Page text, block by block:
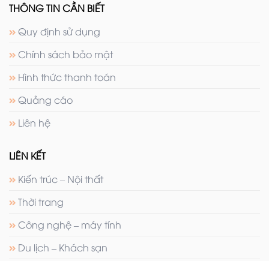
THÔNG TIN CẦN BIẾT
Quy định sử dụng
Chính sách bảo mật
Hình thức thanh toán
Quảng cáo
Liên hệ
LIÊN KẾT
Kiến trúc – Nội thất
Thời trang
Công nghệ – máy tính
Du lịch – Khách sạn